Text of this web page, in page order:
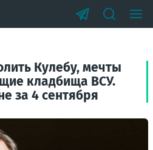
Кулебу, мечты
кладбища ВСУ.
за 4 сентября